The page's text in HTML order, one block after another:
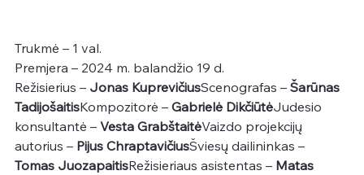
Trukmė – 1 val.
Premjera – 2024 m. balandžio 19 d.
Režisierius – Jonas KuprevičiusScenografas – Šarūnas
TadijošaitisKompozitorė – Gabrielė DikčiūtėJudesio
konsultantė – Vesta GrabštaitėVaizdo projekcijų
autorius – Pijus ChraptavičiusŠviesų dailininkas –
Tomas JuozapaitisRežisieriaus asistentas – Matas